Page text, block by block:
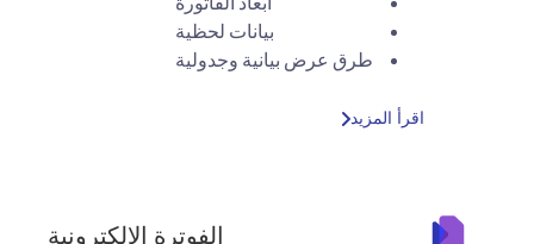
بيانات لحظية
طرق عرض بيانية وجدولية
اقرأ المزيد
الفوترة الإلكترونية